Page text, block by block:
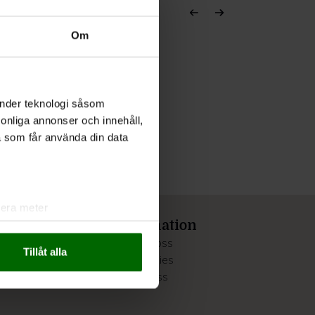
Om
teknologi såsom
annonser och innehåll,
får använda din data
meter
funktioner för
information från din enhet
Tillåt alla
Information
Om oss
Cookies
Press